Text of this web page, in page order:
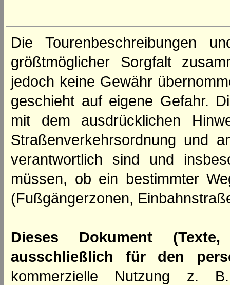
Die Tourenbeschreibungen
größtmöglicher Sorgfalt
jedoch keine Gewähr
geschieht auf eigene Gefahr.
mit dem ausdrücklichen
Straßenverkehrsordnung und
verantwortlich sind und
müssen, ob ein bestimmter
(Fußgängerzonen,
Dieses Dokument
ausschließlich für den
kommerzielle Nutzung z.